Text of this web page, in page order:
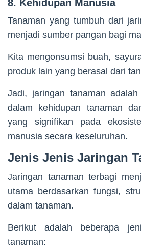
8. Kehidupan Manusia
Tanaman yang tumbuh dari
menjadi sumber pangan bagi
Kita mengonsumsi buah,
produk lain yang berasal dari
Jadi, jaringan tanaman
dalam kehidupan tanaman
yang signifikan pada
manusia secara keseluruhan.
Jenis Jenis Jaringan
Jaringan tanaman terbagi
utama berdasarkan fungsi,
dalam tanaman.
Berikut adalah beberapa
tanaman: